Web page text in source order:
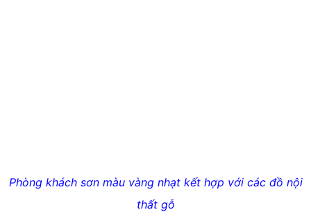
Phòng khách sơn màu vàng nhạt kết hợp với các đồ nội
thất gỗ